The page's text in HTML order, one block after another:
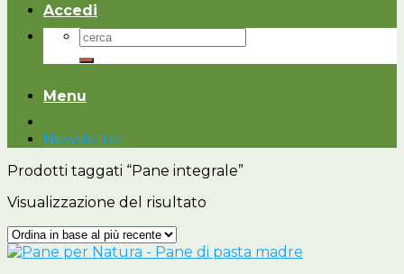
Accedi
Cerca:
Menu
Newsletter
Prodotti taggati “Pane integrale”
Visualizzazione del risultato